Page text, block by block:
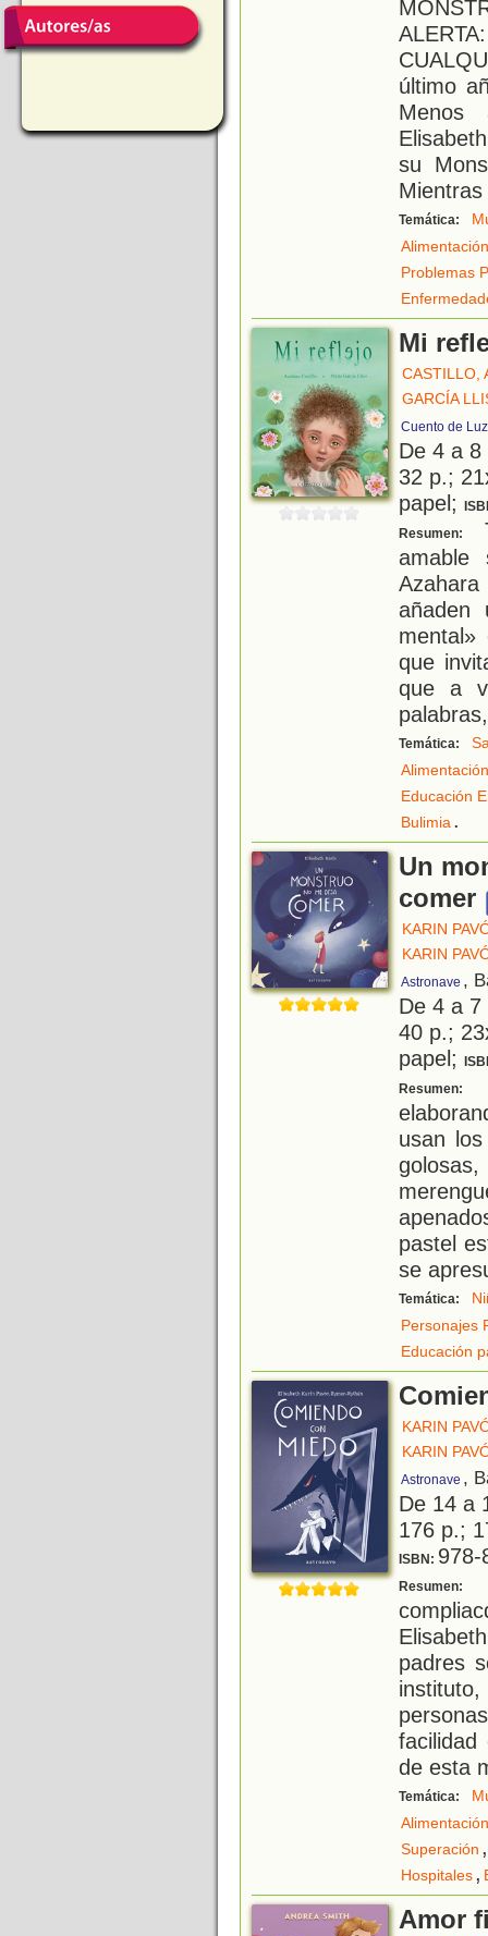
último
Menos
su
Temática:
Alimentación
Problemas
Mi
CASTILLO,
GARCÍA
Cuento de Luz
De 4 a
32 p.;
papel;
Resumen:
amable
mental»
que
que a
Temática:
Alimentación
Educación
Bulimia.
Un
comer
KARIN
KARIN
Astronave ,
De 4 a
40 p.;
papel;
Resumen:
usan
pastel
se
Temática:
Personajes
Educación
KARIN
KARIN
Astronave ,
De 14 a
176 p.;
ISBN: 978-
Resumen:
padres
de esta
Temática:
Alimentación
Superación ,
Hospitales,
Amor